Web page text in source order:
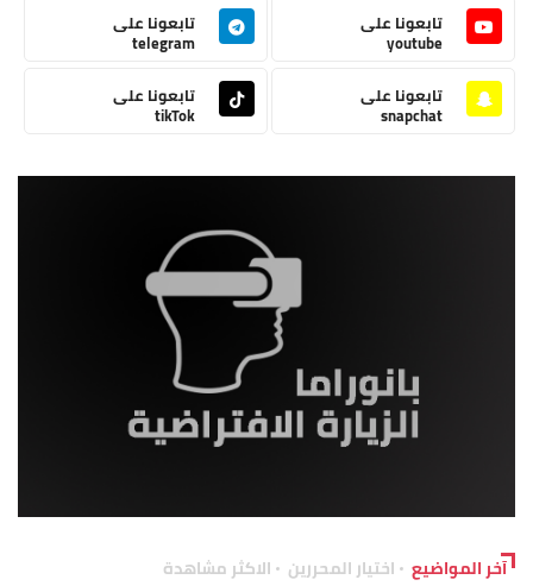
تابعونا على
youtube
تابعونا على
telegram
تابعونا على
snapchat
تابعونا على
tikTok
آخر المواضيع اختيار المحررين الاكثر مشاهدة